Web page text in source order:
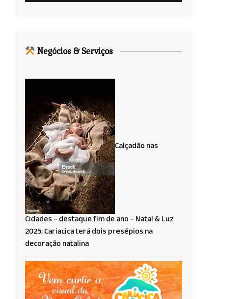
Negócios & Serviços
Calçadão nas
Cidades – destaque fim de ano – Natal & Luz
2025: Cariacica terá dois presépios na
decoração natalina